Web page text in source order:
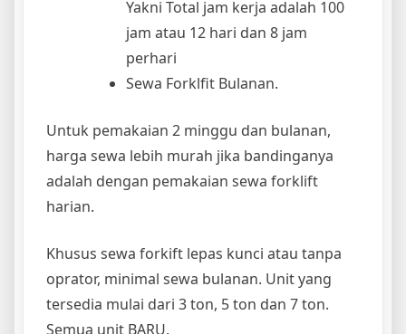
Yakni Total jam kerja adalah 100
jam atau 12 hari dan 8 jam
perhari
Sewa Forklfit Bulanan.
Untuk pemakaian 2 minggu dan bulanan,
harga sewa lebih murah jika bandinganya
adalah dengan pemakaian sewa forklift
harian.
Khusus sewa forkift lepas kunci atau tanpa
oprator, minimal sewa bulanan. Unit yang
tersedia mulai dari 3 ton, 5 ton dan 7 ton.
Semua unit BARU.